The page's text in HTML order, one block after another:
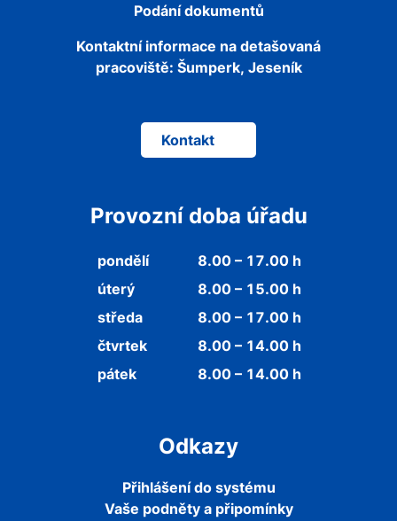
Podání dokumentů
Kontaktní informace na detašovaná
pracoviště: Šumperk, Jeseník
Kontakt
Provozní doba úřadu
pondělí
8.00 – 17.00 h
úterý
8.00 – 15.00 h
středa
8.00 – 17.00 h
čtvrtek
8.00 – 14.00 h
pátek
8.00 – 14.00 h
Odkazy
Přihlášení do systému
Vaše podněty a připomínky